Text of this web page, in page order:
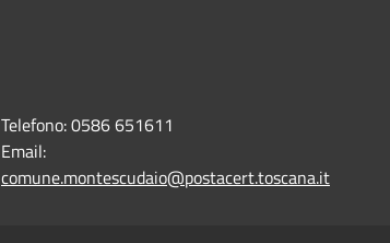
Telefono:0586 651611
Email:
comune.montescudaio@postacert.toscana.it